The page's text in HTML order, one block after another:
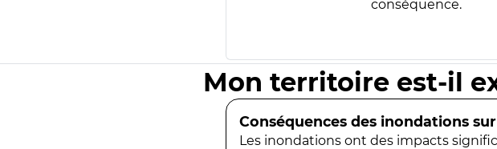
conséquence.
Mon territoire est-il
Conséquences des inondations
Les inondations ont des impacts